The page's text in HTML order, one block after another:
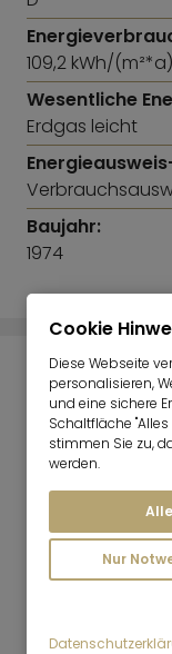
109,2 kWh/(m²*a)
Wesentliche
Erdgas leicht
Baujahr:
1974
Cookie
Diese Webseite
personalisieren,
und eine sichere
Schaltfläche
stimmen Sie zu,
werden.
Nur